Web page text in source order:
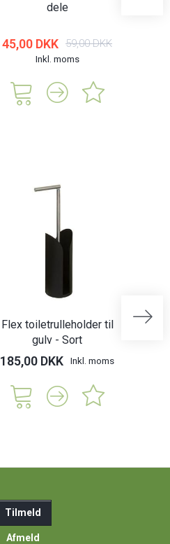
dele
45,00 DKK 59,00 DKK
Inkl. moms
Flex toiletrulleholder til
gulv - Sort
185,00 DKK Inkl. moms
Tilmeld
Afmeld